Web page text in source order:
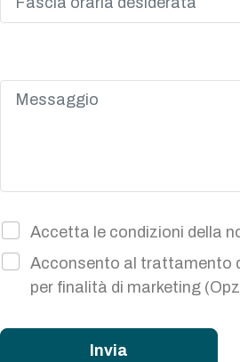
Accetta le condizioni della
Acconsento al trattamento
per finalità di marketing
Invia